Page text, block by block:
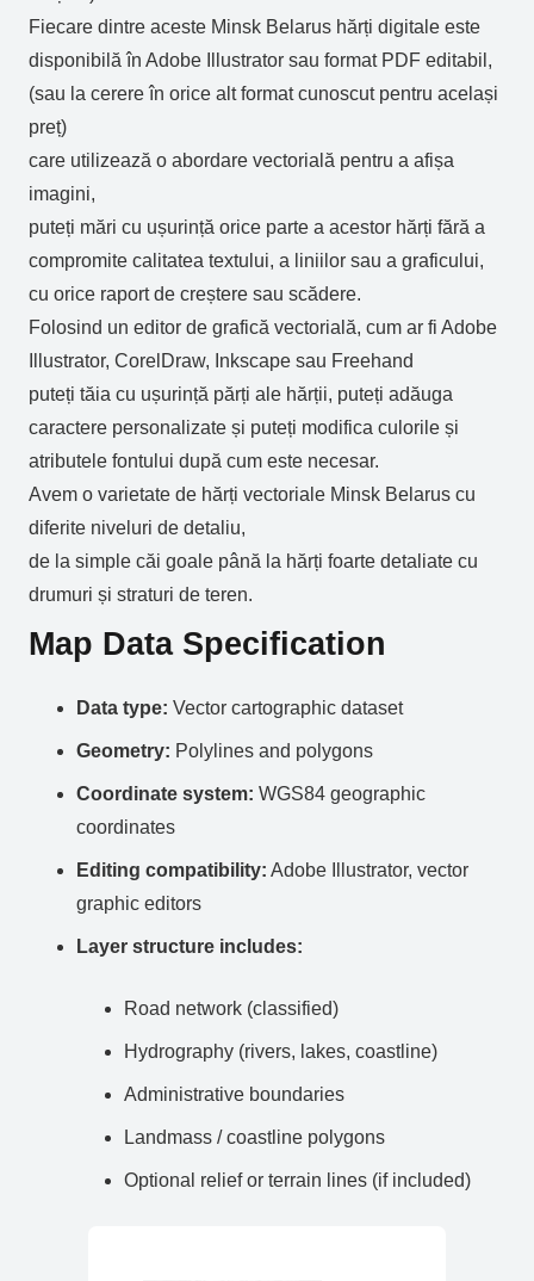
Fiecare dintre aceste Minsk Belarus hărți digitale este
disponibilă în Adobe Illustrator sau format PDF editabil,
(sau la cerere în orice alt format cunoscut pentru același
preț)
care utilizează o abordare vectorială pentru a afișa
imagini,
puteți mări cu ușurință orice parte a acestor hărți fără a
compromite calitatea textului, a liniilor sau a graficului,
cu orice raport de creștere sau scădere.
Folosind un editor de grafică vectorială, cum ar fi Adobe
Illustrator, CorelDraw, Inkscape sau Freehand
puteți tăia cu ușurință părți ale hărții, puteți adăuga
caractere personalizate și puteți modifica culorile și
atributele fontului după cum este necesar.
Avem o varietate de hărți vectoriale Minsk Belarus cu
diferite niveluri de detaliu,
de la simple căi goale până la hărți foarte detaliate cu
drumuri și straturi de teren.
Map Data Specification
Data type: Vector cartographic dataset
Geometry: Polylines and polygons
Coordinate system: WGS84 geographic
coordinates
Editing compatibility: Adobe Illustrator, vector
graphic editors
Layer structure includes:
Road network (classified)
Hydrography (rivers, lakes, coastline)
Administrative boundaries
Landmass / coastline polygons
Optional relief or terrain lines (if included)